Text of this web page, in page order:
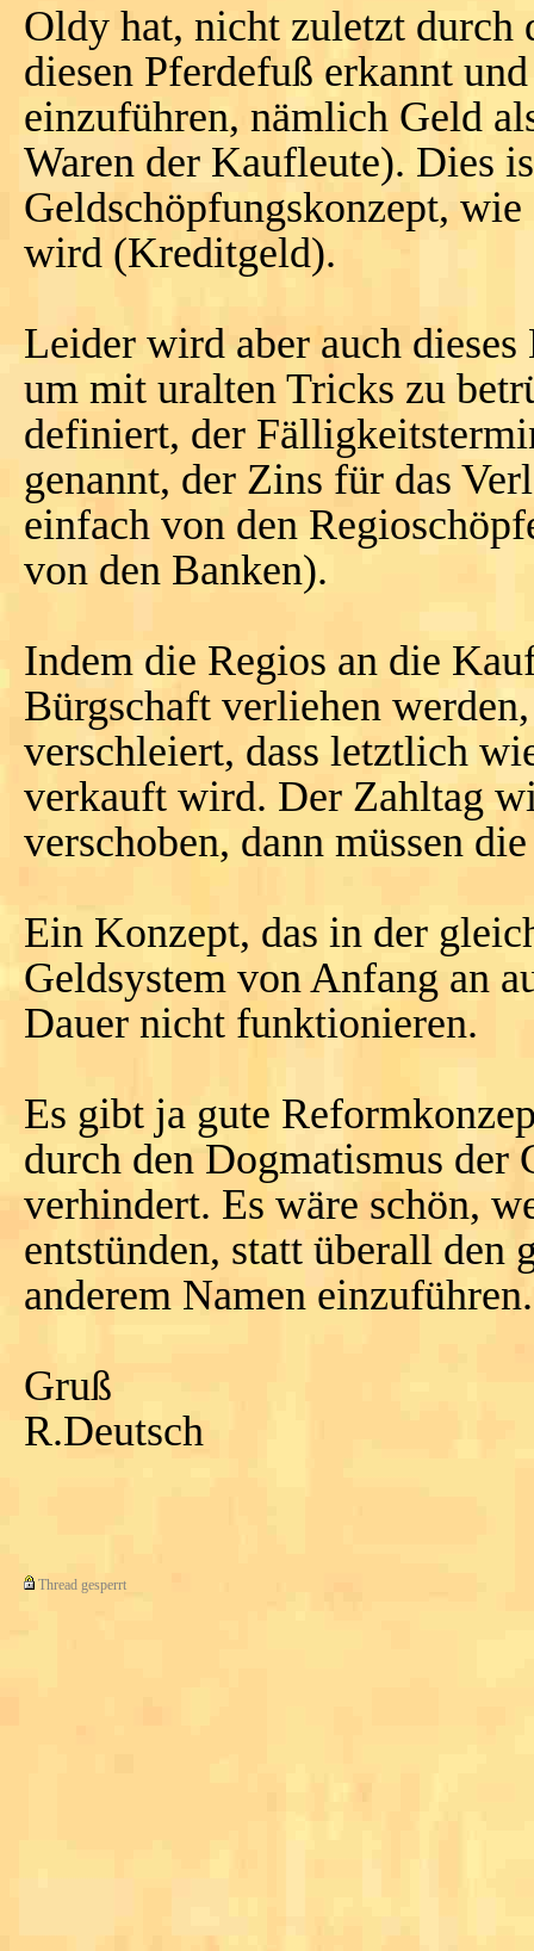
Oldy hat, nicht zuletzt durch
diesen Pferdefuß erkannt
einzuführen, nämlich Geld
Waren der Kaufleute). Dies
Geldschöpfungskonzept,
wird (Kreditgeld).
Leider wird aber auch
um mit uralten Tricks zu
definiert, der
genannt, der Zins für das
einfach von den
von den Banken).
Indem die Regios an die
Bürgschaft verliehen
verschleiert, dass letztlich
verkauft wird. Der Zahltag
verschoben, dann müssen
Ein Konzept, das in der
Geldsystem von Anfang an
Dauer nicht funktionieren.
Es gibt ja gute
durch den Dogmatismus der
verhindert. Es wäre schön,
entstünden, statt überall
anderem Namen einzuführen.
Gruß
R.Deutsch
Thread gesperrt